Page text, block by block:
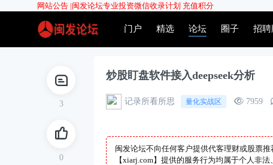
网站公告 |闽发论坛专业投资微信收录计划 充值积分
门户 精选 论坛 圈子 招聘
3
0
炒股盯盘软件接入deepseek分析
记录所看所思 量化实战区 7959
闽发论坛不向任何客户提供代客理财或股票
【xiarj.com】提供的服务行为均属于个人非